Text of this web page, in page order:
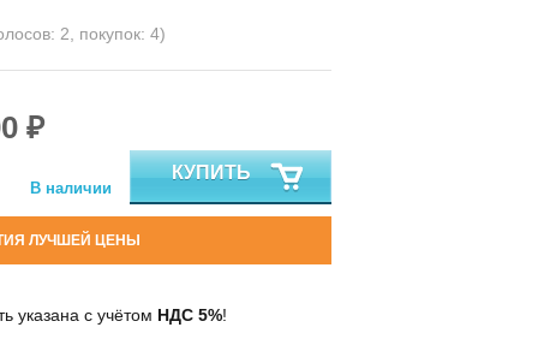
2, покупок: 4)
₽
В наличии
КУПИТЬ
ЛУЧШЕЙ ЦЕНЫ
указана с учётом НДС 5%!